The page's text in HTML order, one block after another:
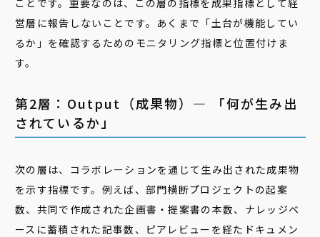
ことです。重要なのは、この層の指標を成果指標として経
営層に報告しないことです。あくまで「土台が機能してい
るか」を確認するためのモニタリング指標と位置付けま
す。
第2層：Output（成果物）― 「何が生み出
されているか」
次の層は、コラボレーションを通じて生み出された成果物
を示す指標です。例えば、部門横断プロジェクトの起案
数、共同で作成された企画書・提案書の本数、ナレッジベ
ースに蓄積された記事数、ピアレビューを経たドキュメン